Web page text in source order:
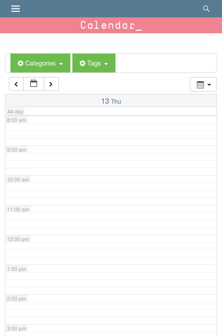
Calendar
Categories Tags
13 Thu
All-day
6:00 am
7:00 am
8:00 am
9:00 am
10:00 am
11:00 am
12:00 pm
1:00 pm
2:00 pm
3:00 pm